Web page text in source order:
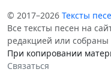
© 2017–2026 Тексты
Все тексты песен на
редакцией или
При копировании
Связаться